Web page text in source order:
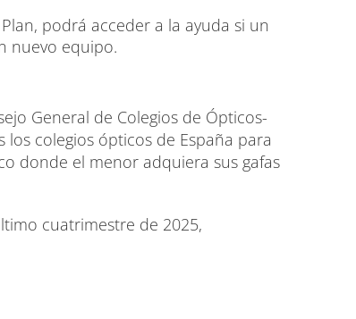
podrá acceder a la ayuda si un
nuevo equipo.
General de Colegios de Ópticos-
colegios ópticos de España para
donde el menor adquiera sus gafas
cuatrimestre de 2025,